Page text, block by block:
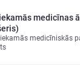
medicīnas
medicīniskās